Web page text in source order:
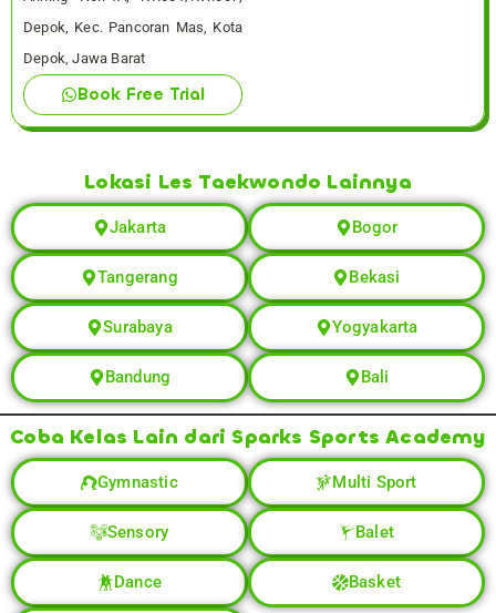
Depok, Kec. Pancoran Mas, Kota
Depok, Jawa Barat
Book Free Trial
Lokasi Les Taekwondo Lainnya
Jakarta Bogor
Tangerang Bekasi
Surabaya Yogyakarta
Bandung Bali
Coba Kelas Lain dari Sparks Sports Academy
Gymnastic Multi Sport
Sensory Balet
Dance Basket